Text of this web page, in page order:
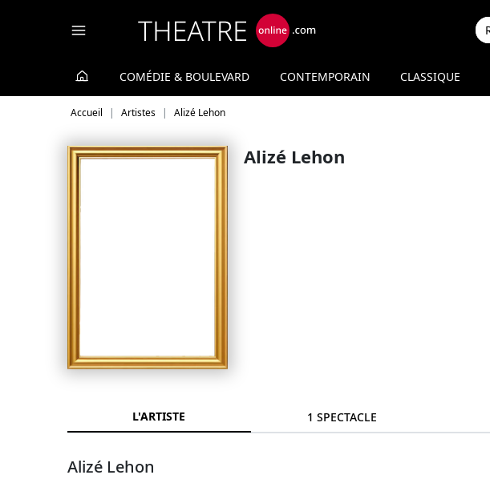
COMÉDIE & BOULEVARD CONTEMPORAIN CLASSIQUE
Accueil Artistes Alizé Lehon
Alizé Lehon
L'ARTISTE 1 SPECTACLE
Alizé Lehon